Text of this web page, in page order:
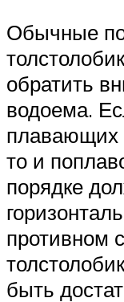
Обычные
обратить
водоема.
плавающих
то и
порядке
противном
быть